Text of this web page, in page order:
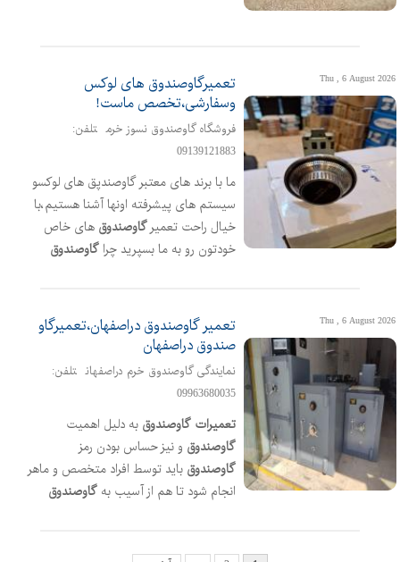
گاوصندوقدر کمترین زمان و در محل شما
هستند کافیست با فروشگاه ما تماس
بگیرید تا تیم خود را به محل شما
اعزام‌نماییم آدرس فروشگاه؛اتوبان
Thu , 6 August 2026
تعمیرگاوصندوق های لوکس
وسفارشی،تخصص ماست!
فروشگاه گاوصندوق نسوز خرم تلفن:
09139121883
ما با برند های معتبر گاوصندپق های لوکسو
سیستم های پیشرفته اونها آشنا هستیم،با
خیال راحت تعمیرگاوصندوق های خاص
خودتون رو به ما بسپرید چراگاوصندوق
خاص -استفاده ازقطعات اصلی و اورجینال
-ضمانت کیفیت خدمات برای دریافت
مشاوره و خدمات تخصصی باما تماس
بگیرید
Thu , 6 August 2026
تعمیر گاوصندوق دراصفهان،تعمیرگاو
صندوق دراصفهان
نمایندگی گاوصندوق خرم دراصفهان تلفن:
09963680035
تعمیرات گاوصندوق به دلیل اهمیت
گاوصندوق و نیز حساس بودن رمز
گاوصندوق باید توسط افراد متخصص و ماهر
انجام شود تا هم از آسیب بهگاوصندوق